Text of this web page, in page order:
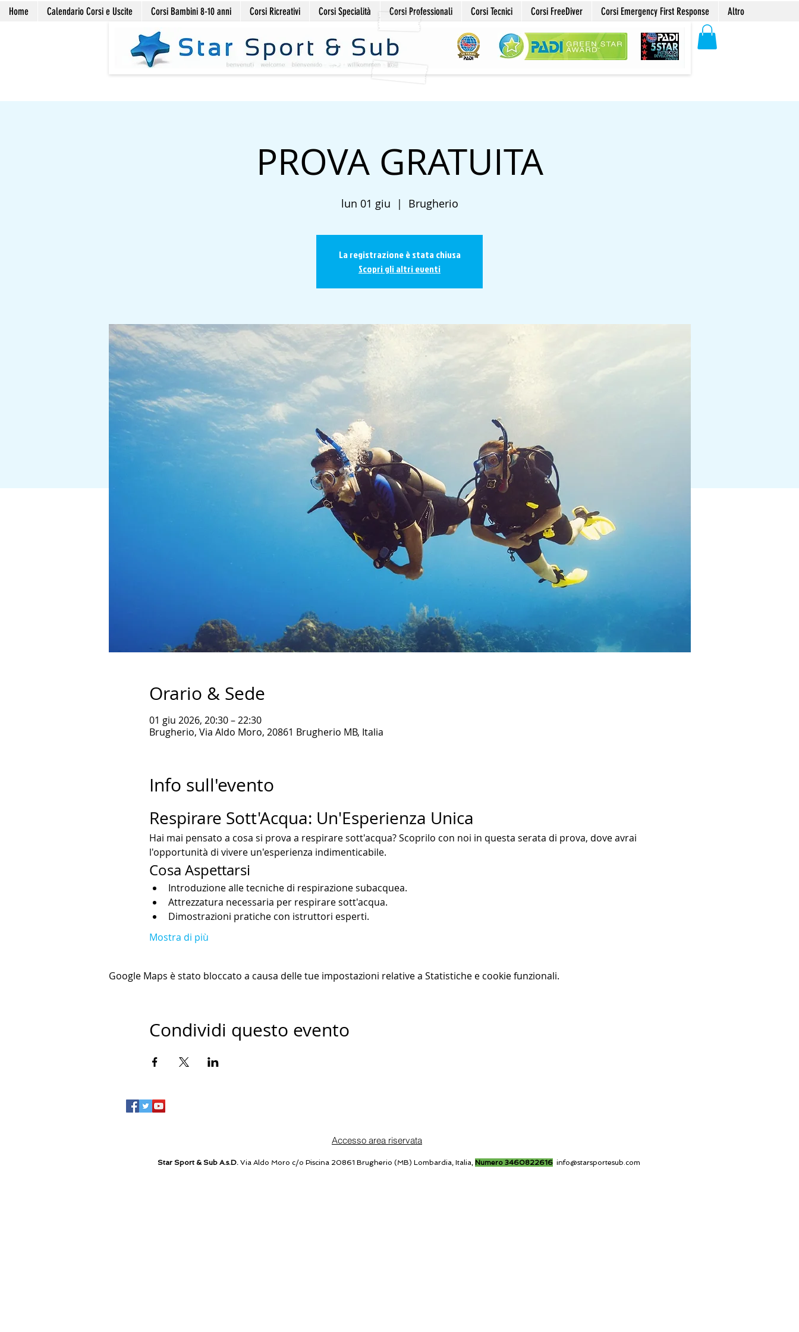
Home Calendario Corsi e Uscite Corsi Bambini 8-10 anni Corsi Ricreativi Corsi Specialità Corsi Professionali Corsi Tecnici Corsi FreeDiver Corsi Emergency First Response Altro
PROVA GRATUITA
lun 01 giu
  |
Brugherio
La registrazione è stata chiusa
Scopri gli altri eventi
Orario & Sede
01 giu 2026, 20:30 – 22:30
Brugherio, Via Aldo Moro, 20861 Brugherio MB, Italia
Info sull'evento
Respirare Sott'Acqua: Un'Esperienza Unica
Hai mai pensato a cosa si prova a respirare sott'acqua? Scoprilo con noi in questa serata di prova, dove avrai
l'opportunità di vivere un'esperienza indimenticabile.
Cosa Aspettarsi
Introduzione alle tecniche di respirazione subacquea.
Attrezzatura necessaria per respirare sott'acqua.
Dimostrazioni pratiche con istruttori esperti.
Mostra di più
Google Maps è stato bloccato a causa delle tue impostazioni relative a Statistiche e cookie funzionali.
Condividi questo evento
Accesso area riservata
Star Sport & Sub A.s.D. Via Aldo Moro c/o Piscina 20861 Brugherio (MB) Lombardia, Italia, Numero 3460822616 info@starsportesub.com